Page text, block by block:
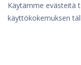
Käytämme evästeitä
käyttökokemuksen